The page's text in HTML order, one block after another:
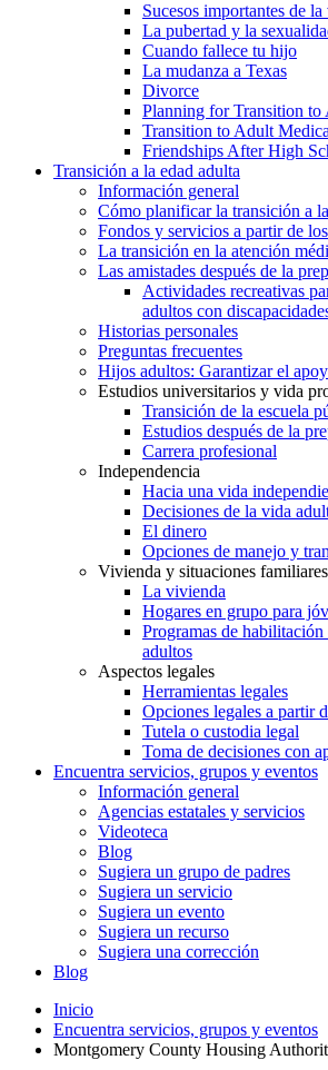
Sucesos importantes de la
La pubertad y la
Cuando fallece tu hijo
La mudanza a Texas
Divorce
Planning for Transition to
Transition to Adult
Friendships After High
Transición a la edad adulta
Información general
Cómo planificar la transición a
Fondos y servicios a partir de
La transición en la atención
Las amistades después de la
Actividades recreativas
adultos con
Historias personales
Preguntas frecuentes
Hijos adultos: Garantizar el
Estudios universitarios y vida
Transición de la escuela
Estudios después de la
Carrera profesional
Independencia
Hacia una vida
Decisiones de la vida
El dinero
Opciones de manejo y
Vivienda y situaciones familiares
La vivienda
Hogares en grupo para
Programas de
adultos
Aspectos legales
Herramientas legales
Opciones legales a partir
Tutela o custodia legal
Toma de decisiones con
Encuentra servicios, grupos y eventos
Información general
Agencias estatales y servicios
Videoteca
Blog
Sugiera un grupo de padres
Sugiera un servicio
Sugiera un evento
Sugiera un recurso
Sugiera una corrección
Blog
Inicio
Encuentra servicios, grupos y eventos
Montgomery County Housing